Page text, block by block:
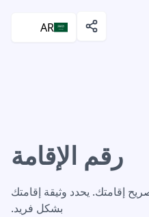
AR
رقم الإقامة
إقامتك. يحدد وثيقة إقامتك
بشكل فريد.